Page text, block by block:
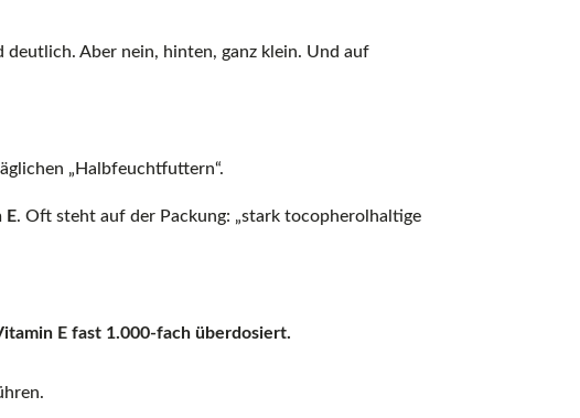
Aber nein, hinten, ganz klein. Und auf
„Halbfeuchtfuttern“.
E. Oft steht auf der Packung: „stark tocopherolhaltige
E fast 1.000-fach überdosiert.